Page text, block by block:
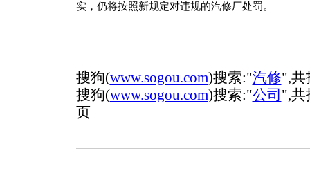
实，仍将按照新规定对违规的汽修厂处罚。
搜狗(www.sogou.com)搜索:"汽修",共
搜狗(www.sogou.com)搜索:"公司 ",共
页